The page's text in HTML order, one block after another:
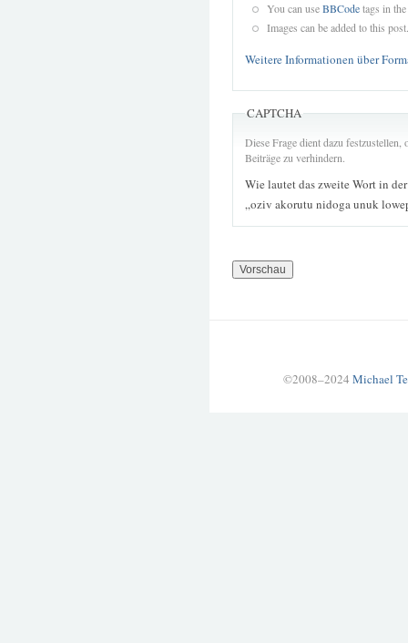
You can useBBCodetags in
Images can be added to this post.
Weitere Informationen über
CAPTCHA
Diese Frage dient dazu
Beiträge zu verhindern.
Wie lautet das zweite Wort in
„oziv akorutu nidoga unuk
©2008–2024 Michael